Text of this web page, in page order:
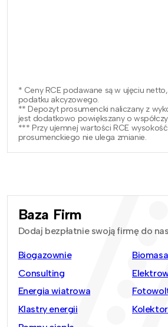
* Ceny RCE podawane są w ujęciu netto,
podatku akcyzowego.
** Depozyt prosumencki naliczany z
jest dodatkowo powiększany o
*** Przy ujemnej wartości RCE
prosumenckiego nie ulega zmianie.
Baza Firm
Dodaj bezpłatnie swoją firmę do
Biogazownie
Biomasa
Consulting
Energia wiatrowa
Klastry energii